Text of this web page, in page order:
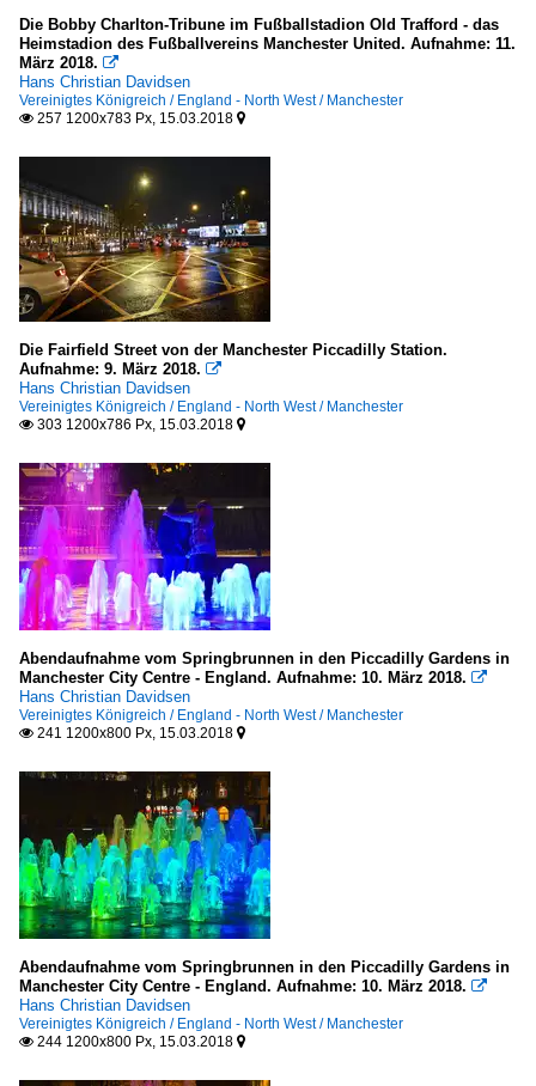
Die Bobby Charlton-Tribune im Fußballstadion Old Trafford - das
Heimstadion des Fußballvereins Manchester United. Aufnahme: 11.
März 2018. 
Hans Christian Davidsen
Vereinigtes Königreich / England - North West / Manchester
 257 1200x783 Px, 15.03.2018 
Die Fairfield Street von der Manchester Piccadilly Station.
Aufnahme: 9. März 2018. 
Hans Christian Davidsen
Vereinigtes Königreich / England - North West / Manchester
 303 1200x786 Px, 15.03.2018 
Abendaufnahme vom Springbrunnen in den Piccadilly Gardens in
Manchester City Centre - England. Aufnahme: 10. März 2018. 
Hans Christian Davidsen
Vereinigtes Königreich / England - North West / Manchester
 241 1200x800 Px, 15.03.2018 
Abendaufnahme vom Springbrunnen in den Piccadilly Gardens in
Manchester City Centre - England. Aufnahme: 10. März 2018. 
Hans Christian Davidsen
Vereinigtes Königreich / England - North West / Manchester
 244 1200x800 Px, 15.03.2018 